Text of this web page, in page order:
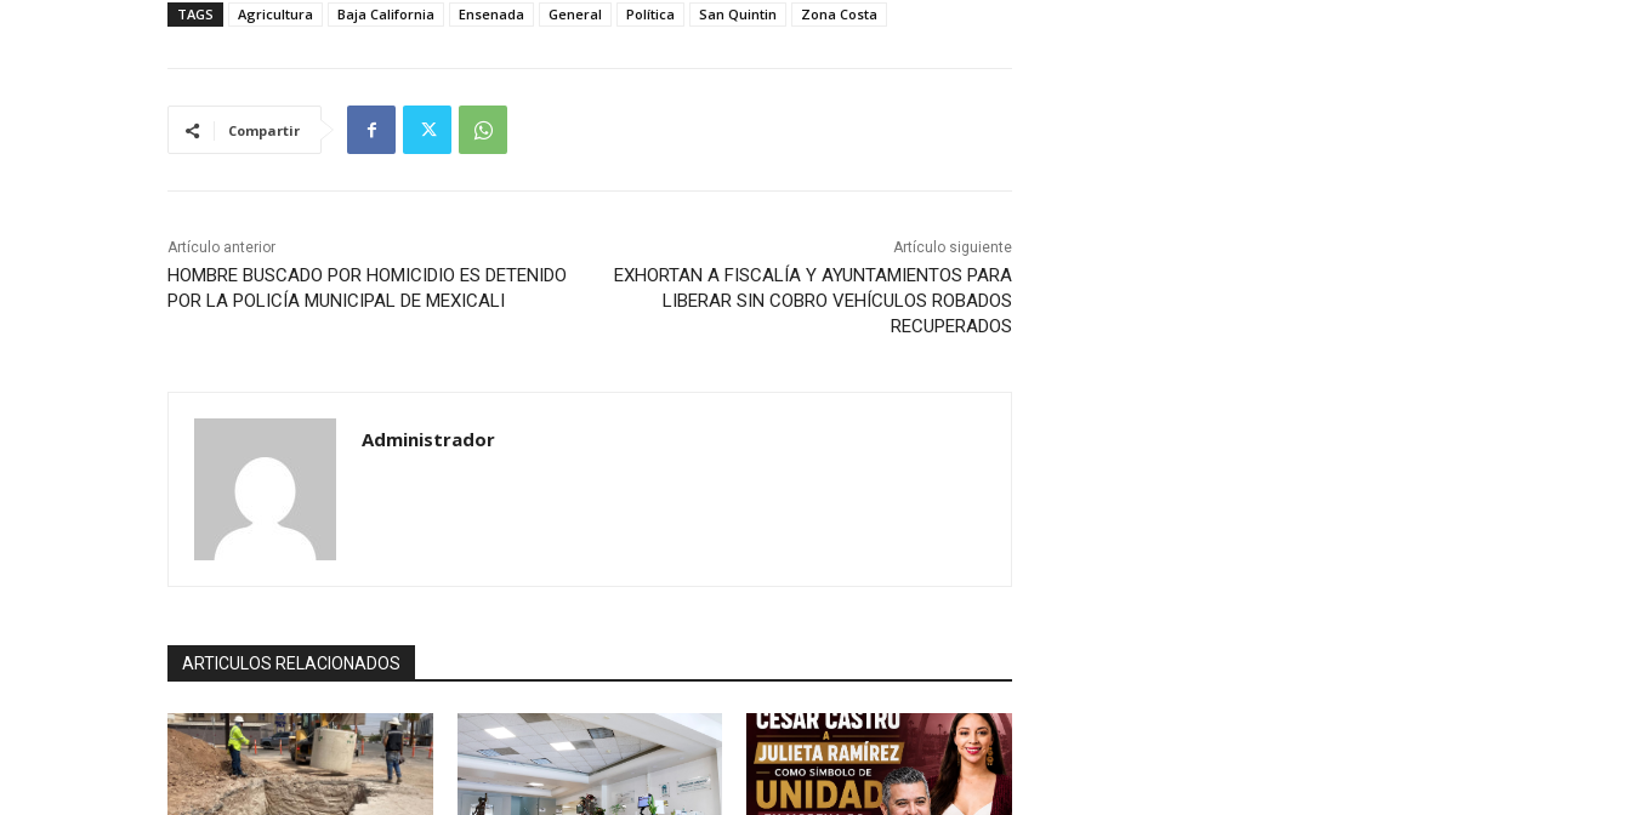
TAGS Agricultura Baja California Ensenada General Política San Quintin Zona Costa
Compartir
Artículo anterior
HOMBRE BUSCADO POR HOMICIDIO ES DETENIDO
POR LA POLICÍA MUNICIPAL DE MEXICALI
Artículo siguiente
EXHORTAN A FISCALÍA Y AYUNTAMIENTOS PARA
LIBERAR SIN COBRO VEHÍCULOS ROBADOS
RECUPERADOS
Administrador
ARTICULOS RELACIONADOS